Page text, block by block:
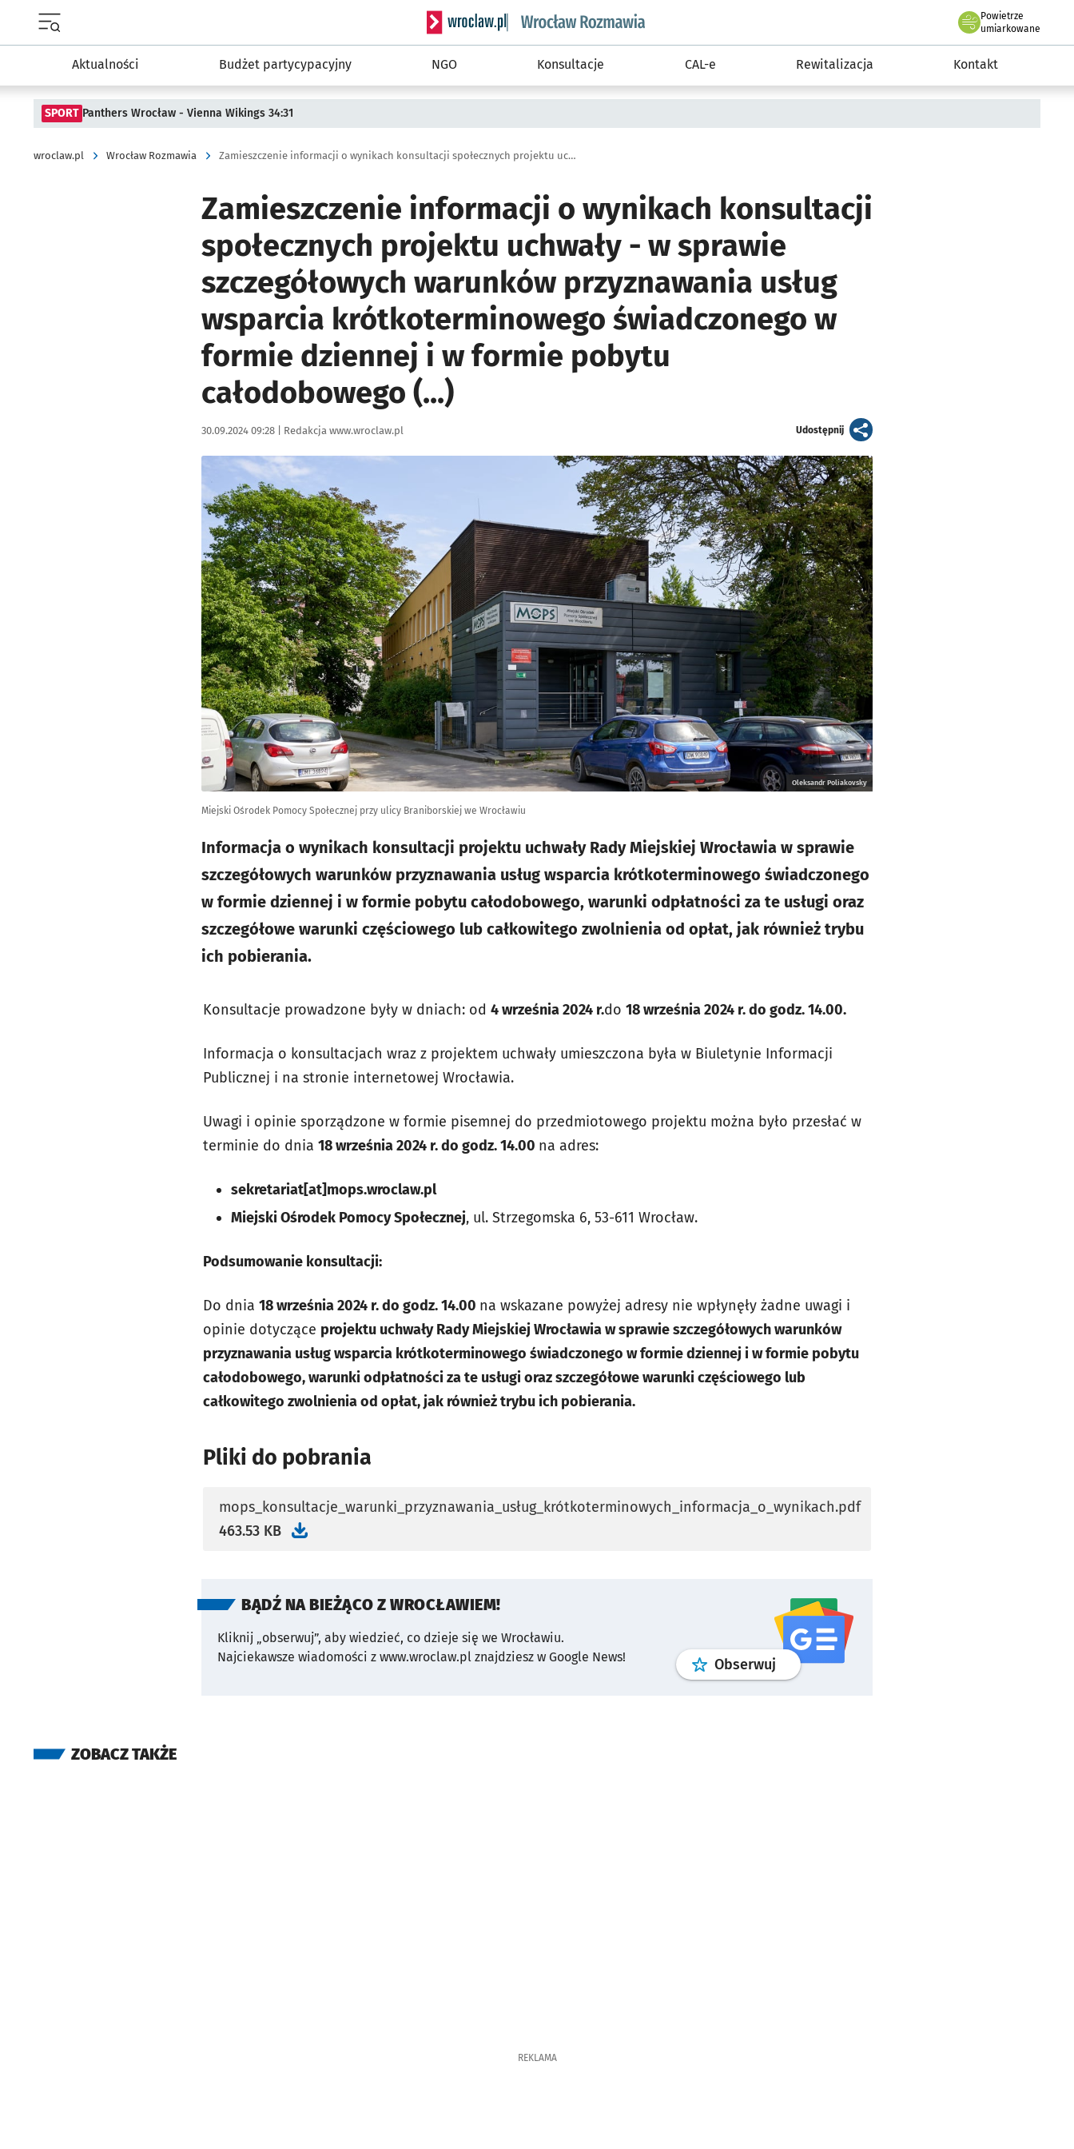
Serwis informacyjny wroclaw.pl podserwis: Rozmawia
Powietrze
we Wrocławiu
umiarkowane
Aktualności Budżet partycypacyjny NGO Konsultacje CAL-e Rewitalizacja Kontakt
SPORT Panthers Wrocław - Vienna Wikings 34:31
wroclaw.pl Wrocław Rozmawia Zamieszczenie informacji o wynikach konsultacji społecznych projektu uchwały - w sprawie szczegółowych warunków przyznawania usług wsparcia krótkoterminowego świadczonego w formie dziennej i w formie pobytu całodobowego (...)
Zamieszczenie informacji o wynikach konsultacji
społecznych projektu uchwały - w sprawie
szczegółowych warunków przyznawania usług
wsparcia krótkoterminowego świadczonego w
formie dziennej i w formie pobytu
całodobowego (...)
Data publikacji:
30.09.2024 09:28 | Autor:
Redakcja www.wroclaw.pl Udostępnijartykuł
Kliknij, aby powiększyć
Oleksandr Poliakovsky
Miejski Ośrodek Pomocy Społecznej przy ulicy Braniborskiej we Wrocławiu
Informacja o wynikach konsultacji projektu uchwały Rady Miejskiej Wrocławia w sprawie
szczegółowych warunków przyznawania usług wsparcia krótkoterminowego świadczonego
w formie dziennej i w formie pobytu całodobowego, warunki odpłatności za te usługi oraz
szczegółowe warunki częściowego lub całkowitego zwolnienia od opłat, jak również trybu
ich pobierania.
Konsultacje prowadzone były w dniach: od 4 września 2024 r.do 18 września 2024 r.do godz.14.00.
Informacja o konsultacjach wraz z projektem uchwały umieszczona była w Biuletynie Informacji
Publicznej i na stronie internetowej Wrocławia.
Uwagi i opinie sporządzone w formie pisemnej do przedmiotowego projektu można było przesłać w
terminie do dnia 18 września 2024 r.do godz.14.00 na adres:
sekretariat[at]mops.wroclaw.pl
Miejski Ośrodek Pomocy Społecznej, ul. Strzegomska 6, 53-611 Wrocław.
Podsumowanie konsultacji:
Do dnia 18 września 2024 r. do godz. 14.00 na wskazane powyżej adresy nie wpłynęły żadne uwagi i
opinie dotyczące projektu uchwały Rady Miejskiej Wrocławia w sprawieszczegółowych warunków
przyznawania usług wsparcia krótkoterminowego świadczonego w formie dziennej i w formie pobytu
całodobowego, warunki odpłatności za te usługi oraz szczegółowe warunki częściowego lub
całkowitego zwolnienia od opłat, jak również trybu ich pobierania.
Pliki do pobrania
mops_konsultacje_warunki_przyznawania_usług_krótkoterminowych_informacja_o_wynikach.pdf
463.53 KB
otworzy się w nowej karcie
BĄDŹ NA BIEŻĄCO Z WROCŁAWIEM!
Kliknij „obserwuj”, aby wiedzieć, co dzieje się we Wrocławiu.
Najciekawsze wiadomości z www.wroclaw.pl znajdziesz w Google News!
Obserwuj profilgoogle news
ZOBACZ TAKŻE
REKLAMA